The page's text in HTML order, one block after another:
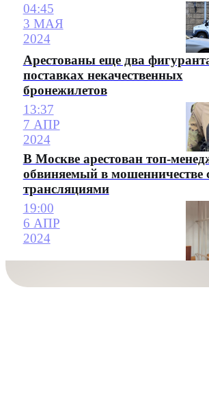
04:45
3 МАЯ
2024
Арестованы еще два
поставках некачественных
бронежилетов
13:37
7 АПР
2024
В Москве арестован топ-
обвиняемый в мошенничестве
трансляциями
19:00
6 АПР
2024